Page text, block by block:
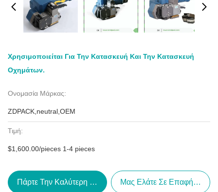
Χρησιμοποιείται Για Την Κατασκευή Και Την Κατασκευή
Οχημάτων.
Ονομασία Μάρκας:
ZDPACK,neutral,OEM
Τιμή:
$1,600.00/pieces 1-4 pieces
Πάρτε Την Καλύτερη Τιμή Μας Ελάτε Σε Επαφή Με